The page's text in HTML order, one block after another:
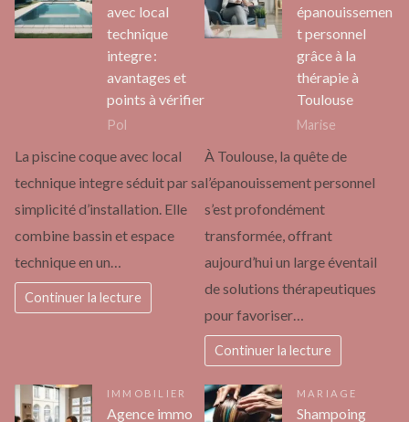
avec local
technique
integre :
avantages et
points à vérifier
Pol
La piscine coque avec local
technique integre séduit par sa
simplicité d’installation. Elle
combine bassin et espace
technique en un…
Continuer la lecture
épanouissemen
t personnel
grâce à la
thérapie à
Toulouse
Marise
À Toulouse, la quête de
l’épanouissement personnel
s’est profondément
transformée, offrant
aujourd’hui un large éventail
de solutions thérapeutiques
pour favoriser…
Continuer la lecture
IMMOBILIER
Agence immo
MARIAGE
Shampoing